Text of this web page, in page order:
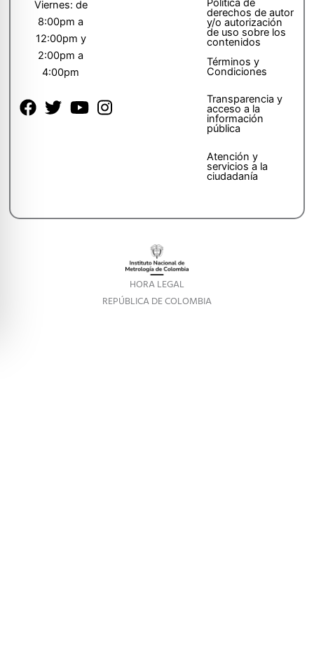
Viernes: de
8:00pm a
12:00pm y
2:00pm a
4:00pm
Política de
derechos de autor
y/o autorización
de uso sobre los
contenidos
Términos y
Condiciones
Transparencia y
acceso a la
información
pública
Atención y
servicios a la
ciudadanía
HORA LEGAL
REPÚBLICA DE COLOMBIA